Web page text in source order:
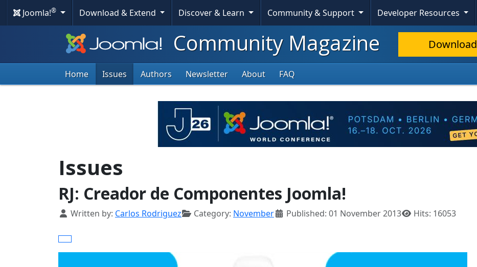
Joomla!® Download & Extend Discover & Learn Community & Support Developer Resources
Community Magazine Download
Home Issues Authors Newsletter About FAQ
Issues
RJ: Creador de Componentes Joomla!
Details
Written by: Carlos Rodriguez Category: November Published: 01 November 2013 Hits: 16053